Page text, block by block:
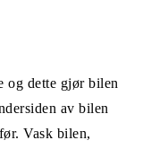
og dette gjør bilen
av bilen
Vask bilen,